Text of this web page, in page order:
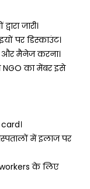
जारी।
पर डिस्काउंट।
और मैनेज करना।
NGO का मेंबर इसे
में इलाज पर
के लिए